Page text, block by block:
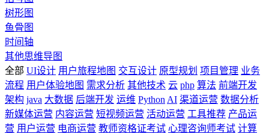
树形图
鱼骨图
时间轴
其他思维导图
全部 UI设计 用户旅程地图 交互设计 原型规划 项目管理 业务
流程 用户体验地图 需求分析 其他技术 云 php 算法 前端开发
架构 java 大数据 后端开发 运维 Python AI 渠道运营 数据分析
新媒体运营 内容运营 短视频运营 活动运营 工具推荐 产品运
营 用户运营 电商运营 教师资格证考试 心理咨询师考试 计算